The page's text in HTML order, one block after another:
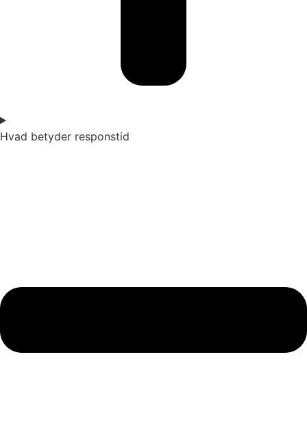
Hvad betyder responstid